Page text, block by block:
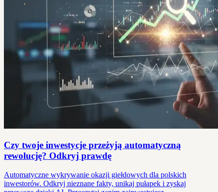
Czy twoje inwestycje przeżyją automatyczną
rewolucję? Odkryj prawdę
Automatyczne wykrywanie okazji giełdowych dla polskich
inwestorów. Odkryj nieznane fakty, unikaj pułapek i zyskaj